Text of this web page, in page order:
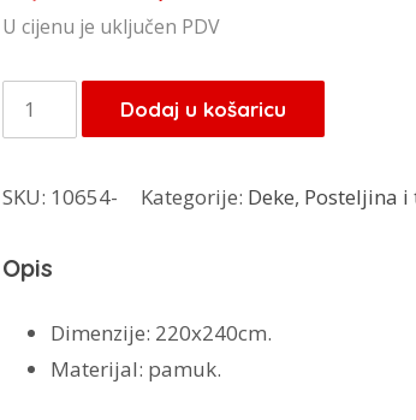
cijena
je:
69,00 KM.
55,20 KM.
U cijenu je uključen PDV
TAC
Venus
deka
Dodaj u košaricu
SKU: 10654- Kategorije: Deke, Posteljina i
Opis
Dimenzije: 220x240cm.
Materijal: pamuk.